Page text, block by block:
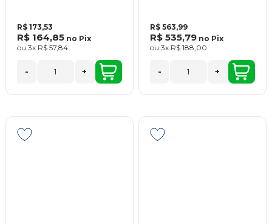
R$ 173,53
R$ 164,85 no Pix
ou 3x R$ 57,84
- +
R$ 563,99
R$ 535,79 no Pix
ou 3x R$ 188,00
- +